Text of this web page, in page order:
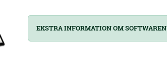
EKSTRA INFORMATION OM SOFTWAREN